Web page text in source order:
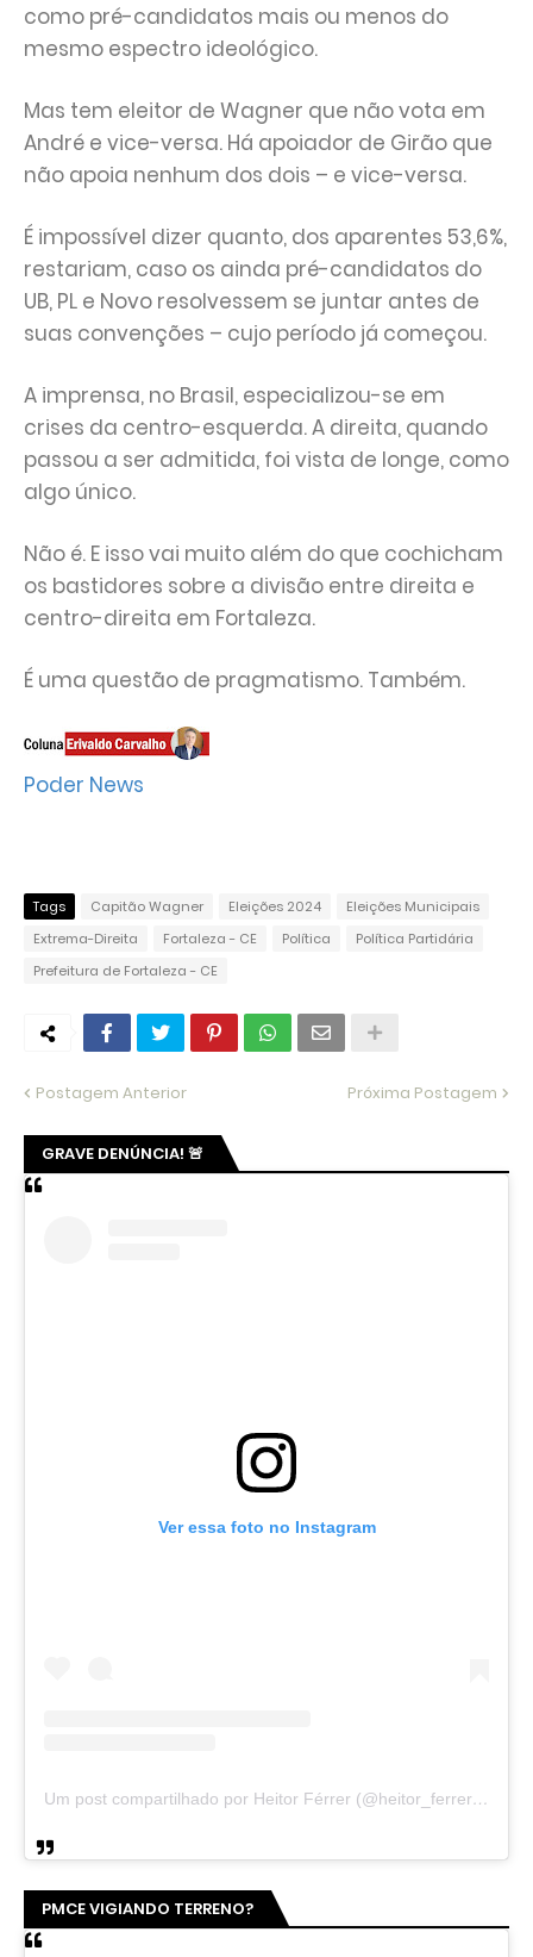
como pré-candidatos mais ou menos do
mesmo espectro ideológico.
Mas tem eleitor de Wagner que não vota em
André e vice-versa. Há apoiador de Girão que
não apoia nenhum dos dois – e vice-versa.
É impossível dizer quanto, dos aparentes 53,6%,
restariam, caso os ainda pré-candidatos do
UB, PL e Novo resolvessem se juntar antes de
suas convenções – cujo período já começou.
A imprensa, no Brasil, especializou-se em
crises da centro-esquerda. A direita, quando
passou a ser admitida, foi vista de longe, como
algo único.
Não é. E isso vai muito além do que cochicham
os bastidores sobre a divisão entre direita e
centro-direita em Fortaleza.
É uma questão de pragmatismo. Também.
Poder News
Tags Capitão Wagner Eleições 2024
Eleições Municipais
Extrema-Direita
Fortaleza - CE Política
Política Partidária
Prefeitura de Fortaleza - CE
Postagem Anterior Próxima Postagem
GRAVE DENÚNCIA! 🚨
Ver essa foto no Instagram
Um post compartilhado por Heitor Férrer (@heitor_ferrer77)
PMCE VIGIANDO TERRENO?